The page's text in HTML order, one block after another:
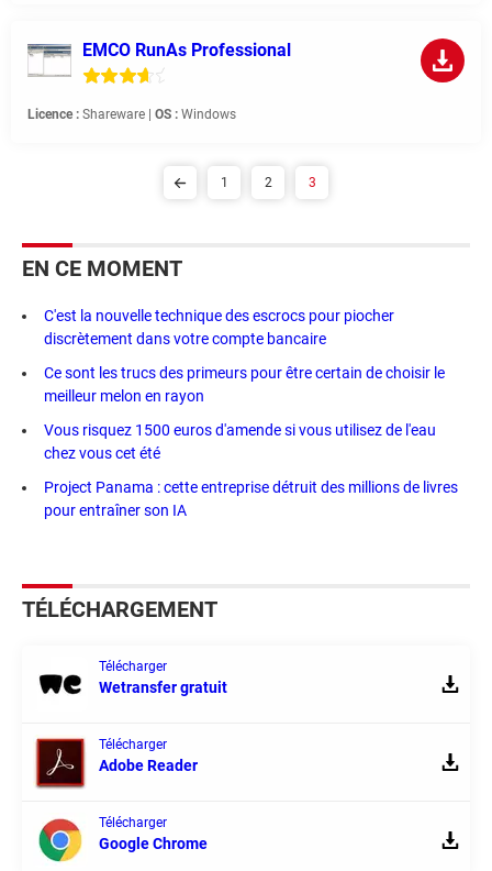
EMCO RunAs Professional
Licence : Shareware | OS : Windows
1 2 3
EN CE MOMENT
C'est la nouvelle technique des escrocs pour piocher
discrètement dans votre compte bancaire
Ce sont les trucs des primeurs pour être certain de choisir le
meilleur melon en rayon
Vous risquez 1500 euros d'amende si vous utilisez de l'eau
chez vous cet été
Project Panama : cette entreprise détruit des millions de livres
pour entraîner son IA
TÉLÉCHARGEMENT
Télécharger
Wetransfer gratuit
Télécharger
Adobe Reader
Télécharger
Google Chrome